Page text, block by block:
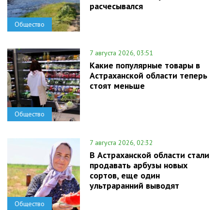
Общество
расчесывался
Общество
7 августа 2026, 03:51
Какие популярные товары в
Астраханской области теперь
стоят меньше
Общество
7 августа 2026, 02:32
В Астраханской области стали
продавать арбузы новых
сортов, еще один
ультраранний выводят